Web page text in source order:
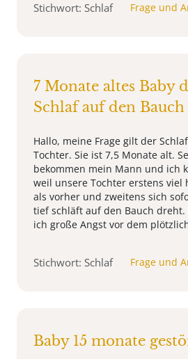
Stichwort: Schlaf Frage und
7 Monate altes Baby
Schlaf auf den Bauch
Hallo, meine Frage gilt der
Tochter. Sie ist 7,5 Monate alt.
bekommen mein Mann und ich
weil unsere Tochter erstens viel
als vorher und zweitens sich
tief schläft auf den Bauch
ich große Angst vor dem
Stichwort: Schlaf Frage und
Baby 15 monate